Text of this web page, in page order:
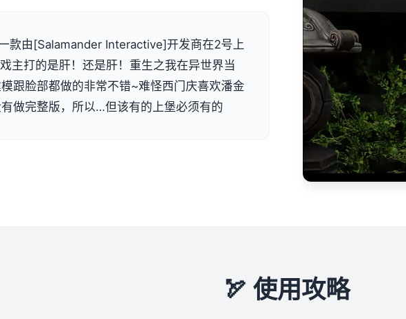
款由[Salamander Interactive]开发商在2号上
主打的是肝！还是肝！重生之我在异世界当
跟脸部都做的非常不错~难怪西门庆喜欢潘金
做完整版，所以…但该有的上堡必须有的
🏹 使用攻略